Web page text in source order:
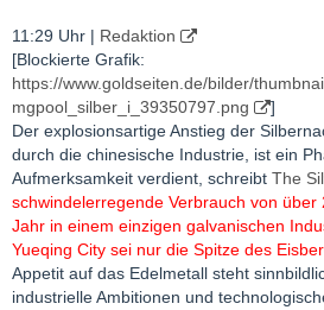
11:29 Uhr | Redaktion
[Blockierte Grafik:
https://www.goldseiten.de/bilder/
mgpool_silber_i_39350797.png
]
Der explosionsartige Anstieg der
durch die chinesische Industrie, ist ein
Aufmerksamkeit verdient, schreibt The
schwindelerregende Verbrauch von über
Jahr in einem einzigen galvanischen
Yueqing City sei nur die Spitze des
Appetit auf das Edelmetall steht
industrielle Ambitionen und